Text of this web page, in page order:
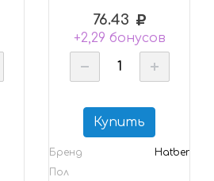
76.43
+2,29 бонусов
Купить
Бренд
Hatber
Пол